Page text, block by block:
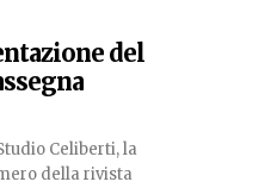
del
Celiberti, la
della rivista